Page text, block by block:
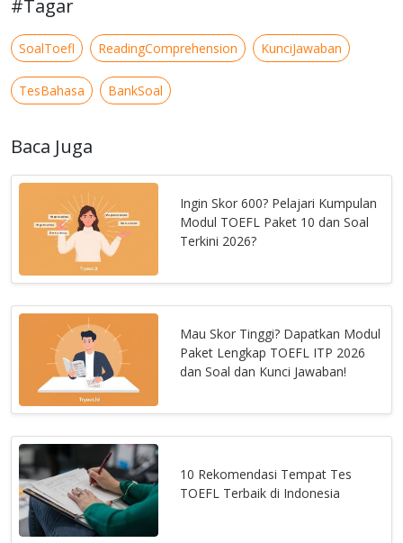
#Tagar
SoalToefl ReadingComprehension KunciJawaban
TesBahasa BankSoal
Baca Juga
Ingin Skor 600? Pelajari Kumpulan
Modul TOEFL Paket 10 dan Soal
Terkini 2026?
Mau Skor Tinggi? Dapatkan Modul
Paket Lengkap TOEFL ITP 2026
dan Soal dan Kunci Jawaban!
10 Rekomendasi Tempat Tes
TOEFL Terbaik di Indonesia